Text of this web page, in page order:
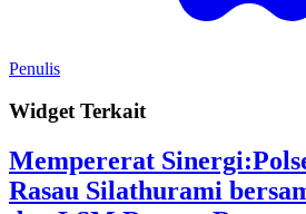
Penulis
Widget Terkait
Mempererat
Rasau Silathurami